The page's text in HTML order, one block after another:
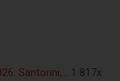
Santorini,… 1 817x